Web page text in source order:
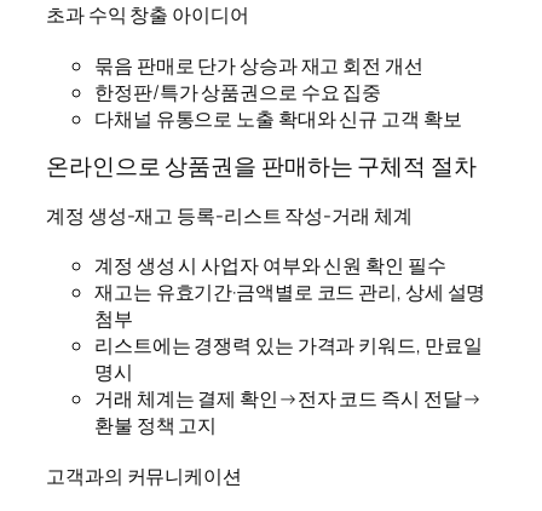
초과 수익 창출 아이디어
묶음 판매로 단가 상승과 재고 회전 개선
한정판/특가 상품권으로 수요 집중
다채널 유통으로 노출 확대와 신규 고객 확보
온라인으로 상품권을 판매하는 구체적 절차
계정 생성-재고 등록-리스트 작성-거래 체계
계정 생성 시 사업자 여부와 신원 확인 필수
재고는 유효기간·금액별로 코드 관리, 상세 설명
첨부
리스트에는 경쟁력 있는 가격과 키워드, 만료일
명시
거래 체계는 결제 확인→전자 코드 즉시 전달→
환불 정책 고지
고객과의 커뮤니케이션